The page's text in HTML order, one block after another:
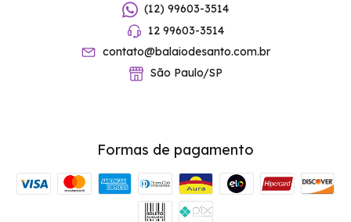
(12) 99603-3514
12 99603-3514
contato@balaiodesanto.com.br
São Paulo/SP
Formas de pagamento